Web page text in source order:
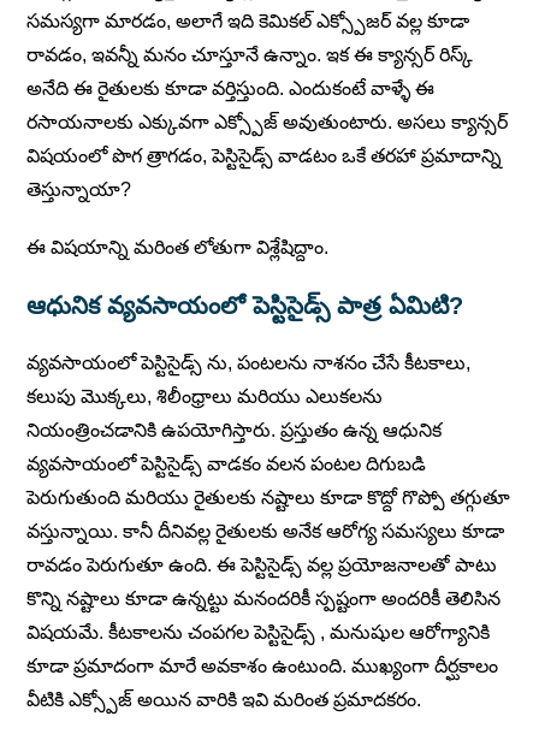
సమస్యగా మారడం, అలాగే ఇది కెమికల్ ఎక్స్పోజర్ వల్ల కూడా
రావడం, ఇవన్నీ మనం చూస్తూనే ఉన్నాం. ఇక ఈ క్యాన్సర్ రిస్క్
అనేది ఈ రైతులకు కూడా వర్తిస్తుంది. ఎందుకంటే వాళ్ళే ఈ
రసాయనాలకు ఎక్కువగా ఎక్స్పోజ్ అవుతుంటారు. అసలు క్యాన్సర్
విషయంలో పొగ త్రాగడం, పెస్టిసైడ్స్ వాడటం ఒకే తరహా ప్రమాదాన్ని
తెస్తున్నాయా?
ఈ విషయాన్ని మరింత లోతుగా విశ్లేషిద్దాం.
ఆధునిక వ్యవసాయంలోపెస్టిసైడ్స్పాత్ర ఏమిటి?
వ్యవసాయంలో పెస్టిసైడ్స్ ను, పంటలను నాశనం చేసే కీటకాలు,
కలుపు మొక్కలు, శిలీంధ్రాలు మరియు ఎలుకలను
నియంత్రించడానికి ఉపయోగిస్తారు. ప్రస్తుతం ఉన్న ఆధునిక
వ్యవసాయంలో పెస్టిసైడ్స్ వాడకం వలన పంటల దిగుబడి
పెరుగుతుంది మరియు రైతులకు నష్టాలు కూడా కొద్దో గొప్పో తగ్గుతూ
వస్తున్నాయి. కానీ దీనివల్ల రైతులకు అనేక ఆరోగ్య సమస్యలు కూడా
రావడం పెరుగుతూ ఉంది. ఈ పెస్టిసైడ్స్ వల్ల ప్రయోజనాలతో పాటు
కొన్ని నష్టాలు కూడా ఉన్నట్టు మనందరికీ స్పష్టంగా అందరికీ తెలిసిన
విషయమే. కీటకాలను చంపగల పెస్టిసైడ్స్ , మనుషుల ఆరోగ్యానికి
కూడా ప్రమాదంగా మారే అవకాశం ఉంటుంది. ముఖ్యంగా దీర్ఘకాలం
వీటికి ఎక్స్పోజ్ అయిన వారికి ఇవి మరింత ప్రమాదకరం.